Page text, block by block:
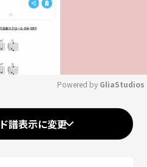
Mute
Powered by GliaStudios
譜表示に変更